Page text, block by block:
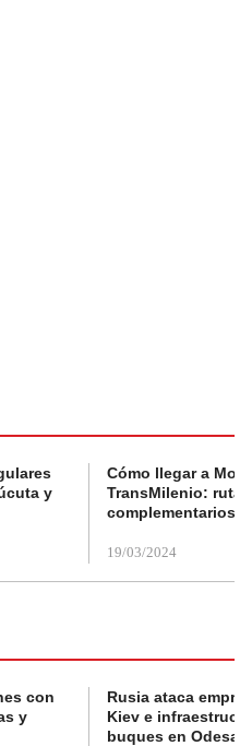
y
Cómo llegar a
TransMilenio:
complementarios
19/03/2024
con
y
Rusia ataca
Kiev e
buques en Odesa